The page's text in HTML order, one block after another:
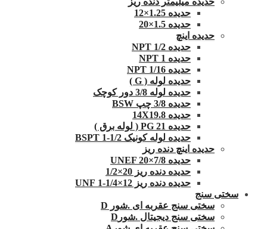
حدیده 1.25×12
حدیده 1.5×20
حدیده اینچ
حدیده 1/2 NPT
حدیده NPT 1
حدیده 1/16 NPT
حدیده لوله ( G )
حدیده لوله 3/8 دور کوچک
حدیده 3/8 چپ BSW
حدیده 14X19.8
حدیده 21 PG ( لوله برق )
حدیده لوله کونیک 1/2-1 BSPT
حدیده اینچ دنده ریز
حدیده UNEF 20×7/8
حدیده دنده ریز 20×1/2
حدیده دنده ریز 12×1/4-1 UNF
سختی سنج
سختی سنج عقربه ای .شور D
سختی سنج دیجیتال .شورD